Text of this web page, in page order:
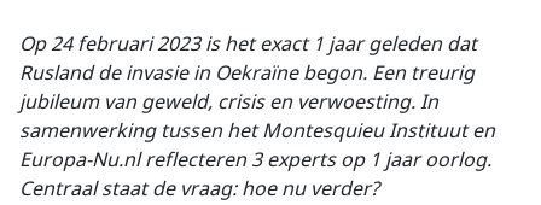
Op 24 februari 2023 is het exact 1 jaar geleden dat
Rusland de invasie in Oekraïne begon. Een treurig
jubileum van geweld, crisis en verwoesting. In
samenwerking tussen het Montesquieu Instituut en
Europa-Nu.nl reflecteren 3 experts op 1 jaar oorlog.
Centraal staat de vraag: hoe nu verder?